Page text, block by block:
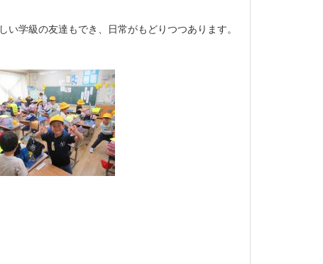
学級の友達もでき、日常がもどりつつあります。